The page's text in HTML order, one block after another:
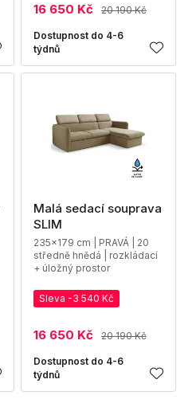
16 650 Kč 20 190 Kč
Dostupnost do 4-6
týdnů
Malá sedací souprava
SLIM
235x179 cm | PRAVÁ | 20
středně hnědá | rozkládací
+ úložný prostor
Sleva -3 540 Kč
16 650 Kč 20 190 Kč
Dostupnost do 4-6
týdnů